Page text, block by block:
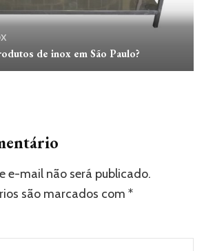
de inox em São Paulo?
e-mail não será publicado.
são marcados com *